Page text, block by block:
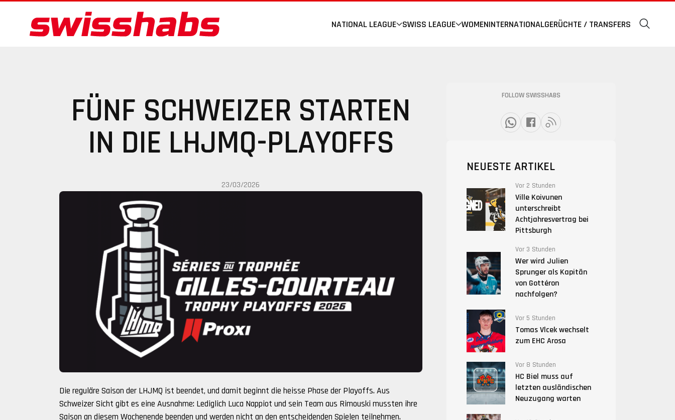
NATIONAL LEAGUE SWISS LEAGUE WOMENINTERNATIONALGERÜCHTE / TRANSFERS
FÜNF SCHWEIZER STARTEN
IN DIE LHJMQ-PLAYOFFS
23/03/2026
Die reguläre Saison der LHJMQ ist beendet, und damit beginnt die heisse Phase der Playoffs. Aus
Schweizer Sicht gibt es eine Ausnahme: Lediglich Luca Nappiot und sein Team aus Rimouski mussten ihre
Saison an diesem Wochenende beenden und werden nicht an den entscheidenden Spielen teilnehmen.
FOLLOW SWISSHABS
NEUESTE ARTIKEL
Vor 2 Stunden
Ville Koivunen
unterschreibt
Achtjahresvertrag bei
Pittsburgh
Vor 3 Stunden
Wer wird Julien
Sprunger als Kapitän
von Gottéron
nachfolgen?
Vor 5 Stunden
Tomas Vlcek wechselt
zum EHC Arosa
Vor 8 Stunden
HC Biel muss auf
letzten ausländischen
Neuzugang warten